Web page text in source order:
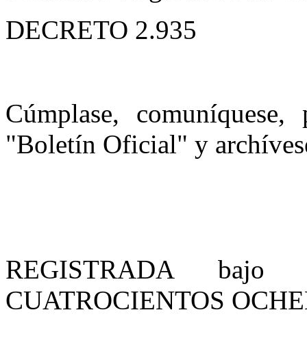
DECRETO 2.935
Cúmplase,
"Boletín Oficial" y
REGISTRADA
CUATROCIENTOS